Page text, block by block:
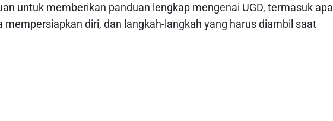
untuk memberikan panduan lengkap mengenai UGD, termasuk apa
diri, dan langkah-langkah yang harus diambil saat